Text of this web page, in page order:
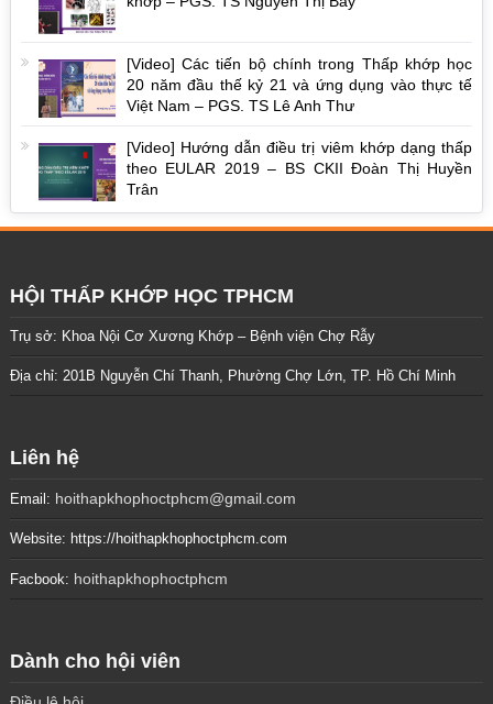
[Video] Các tiến bộ chính trong Thấp khớp học
20 năm đầu thế kỷ 21 và ứng dụng vào thực tế
Việt Nam – PGS. TS Lê Anh Thư
[Video] Hướng dẫn điều trị viêm khớp dạng thấp
theo EULAR 2019 – BS CKII Đoàn Thị Huyền
Trân
HỘI THẤP KHỚP HỌC TPHCM
Trụ sở: Khoa Nội Cơ Xương Khớp – Bệnh viện Chợ Rẫy
Địa chỉ: 201B Nguyễn Chí Thanh, Phường Chợ Lớn, TP. Hồ Chí Minh
Liên hệ
Email: hoithapkhophoctphcm@gmail.com
Website: https://hoithapkhophoctphcm.com
Facbook: hoithapkhophoctphcm
Dành cho hội viên